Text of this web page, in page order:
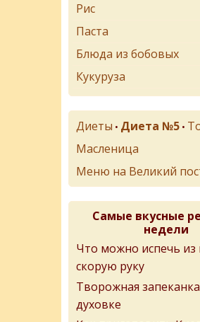
Рис
Паста
Блюда из бобовых
Кукуруза
Диеты • Диета №5 •
Масленица
Меню на Великий
Самые вкусные
недели
Что можно испечь из
скорую руку
Творожная
духовке